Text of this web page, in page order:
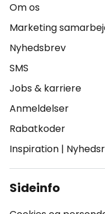
Om os
Marketing
Nyhedsbrev
SMS
Jobs & karriere
Anmeldelser
Rabatkoder
Inspiration |
Sideinfo